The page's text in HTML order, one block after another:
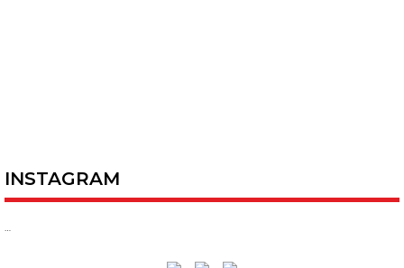
INSTAGRAM
…